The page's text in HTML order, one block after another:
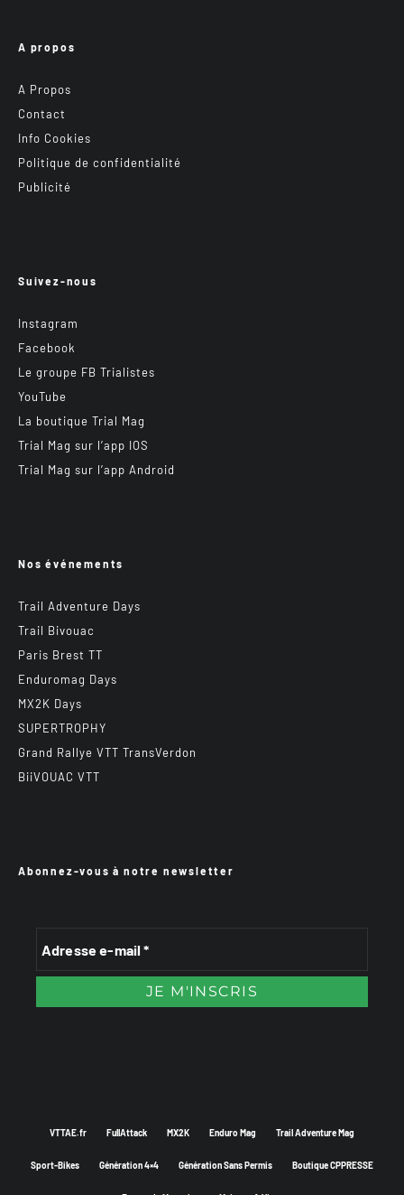
A propos
A Propos
Contact
Info Cookies
Politique de confidentialité
Publicité
Suivez-nous
Instagram
Facebook
Le groupe FB Trialistes
YouTube
La boutique Trial Mag
Trial Mag sur l’app IOS
Trial Mag sur l’app Android
Nos événements
Trail Adventure Days
Trail Bivouac
Paris Brest TT
Enduromag Days
MX2K Days
SUPERTROPHY
Grand Rallye VTT TransVerdon
BiiVOUAC VTT
Abonnez-vous à notre newsletter
VTTAE.fr FullAttack MX2K Enduro Mag Trail Adventure Mag
Sport-Bikes Génération 4×4 Génération Sans Permis Boutique CPPRESSE